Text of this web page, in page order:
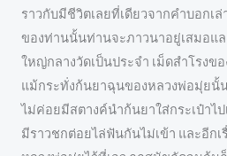
ราวกับมีชีวิตเลยที่เดียวจากคำบอกเ
ของท่านนั้นท่านจะภาวนาอยู่เสมอแ
ใหญ่กลางวัดเป็นประจำ เม็ดสำโรงข
แม้กระทั่งก้นยาฉุนของหลวงพ่อมุ่ยนั้
ไม่ค่อยมีสตางค์นำก้นยาใส่กระเป๋าไ
มีราวชกต่อยไล่ฟันกันไม่เข้า และอีกเ